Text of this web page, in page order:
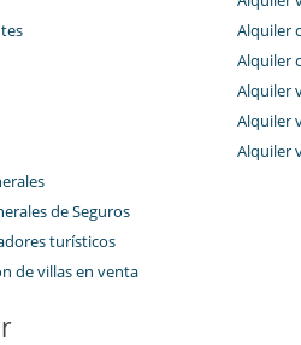
de Seguros
turísticos
de villas en venta
Alquiler
Alquiler
Alquiler
Alquiler
Alquiler